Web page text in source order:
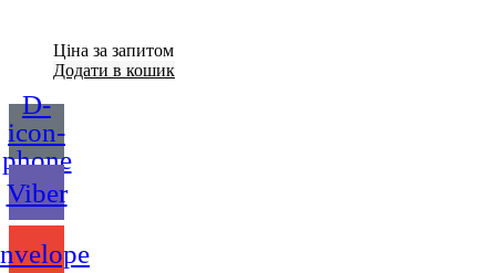
Ціна за запитом
Додати в кошик
D-
icon-
phone
Viber